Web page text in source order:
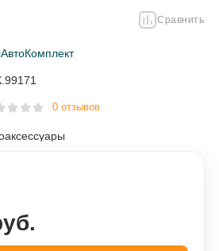
Сравнить
0 отзывов